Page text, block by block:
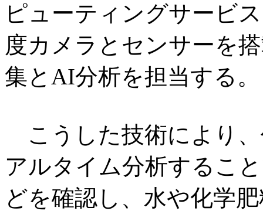
ピューティングサービ
度カメラとセンサーを
集とAI分析を担当する。
こうした技術により
アルタイム分析するこ
どを確認し、水や化学